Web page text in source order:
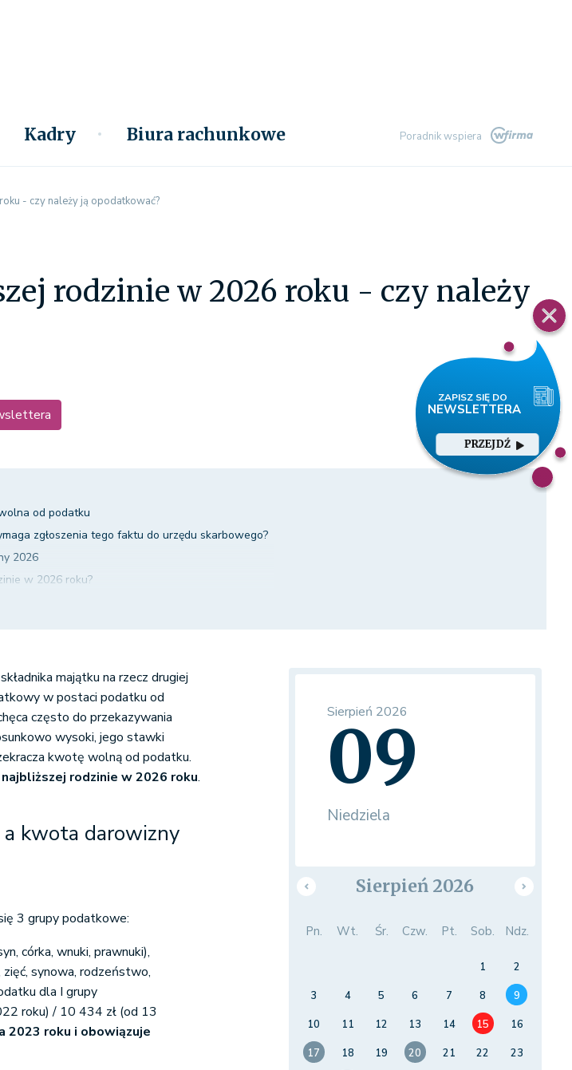
Kadry Biura rachunkowe Poradnik wspiera
PRZEJDŹ
- czy należy ją opodatkować?
rodzinie w 2026 roku - czy należy
od podatku
zgłoszenia tego faktu do urzędu skarbowego?
2026
w 2026 roku?
majątku na rzecz drugiej
w postaci podatku od
często do przekazywania
wysoki, jego stawki
kwotę wolną od podatku.
rodzinie w 2026 roku.
kwota darowizny
3 grupy podatkowe:
córka, wnuki, prawnuki),
synowa, rodzeństwo,
dla I grupy
roku) / 10 434 zł (od 13
2023 roku i obowiązuje
Sierpień 2026
09
Niedziela
Sierpień 2026
Pn. Wt. Śr. Czw. Pt. Sob. Ndz.
1
2
3
4 5 6 7 8
9
10
11 12 13 14 15
16
17
18 19 20 21 22
23